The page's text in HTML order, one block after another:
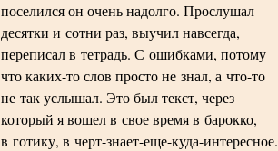
поселился он очень надолго. Прослушал
десятки и сотни раз, выучил навсегда,
переписал в тетрадь. С ошибками, потому
что каких-то слов просто не знал, а что-то
не так услышал. Это был текст, через
который я вошел в свое время в барокко,
в готику, в черт-знает-еще-куда-интересное.